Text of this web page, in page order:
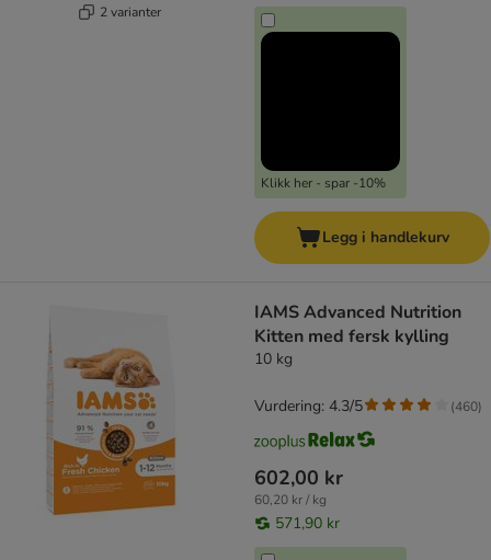
2 varianter
Klikk her - spar -10%
Legg i handlekurv
IAMS Advanced Nutrition
Kitten med fersk kylling
10 kg
602,00 kr
60,20 kr / kg
571,90 kr
Vurdering: 4.3/5 (460)